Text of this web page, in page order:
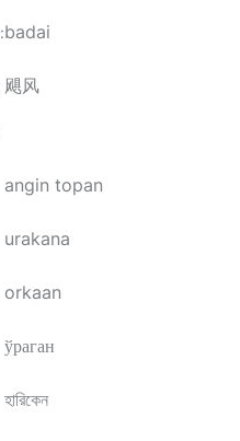
:badai
飓风
angin topan
urakana
orkaan
ўраган
হারিকেন